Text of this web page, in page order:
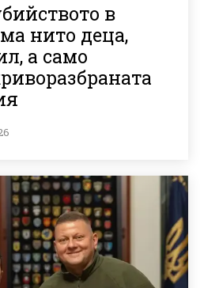
в
нито деца,
а само